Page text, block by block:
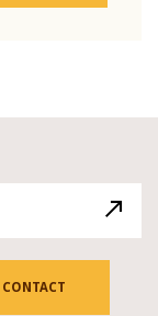
CONTACT